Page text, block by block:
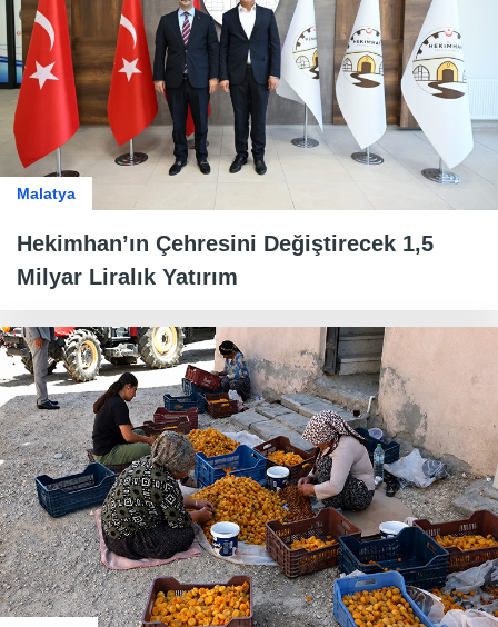
Malatya
Hekimhan’ın Çehresini Değiştirecek 1,5
Milyar Liralık Yatırım